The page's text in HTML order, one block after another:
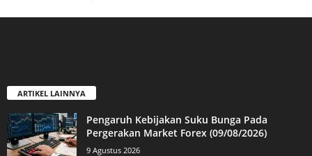
ARTIKEL LAINNYA
Pengaruh Kebijakan Suku Bunga Pada
Pergerakan Market Forex (09/08/2026)
9 Agustus 2026